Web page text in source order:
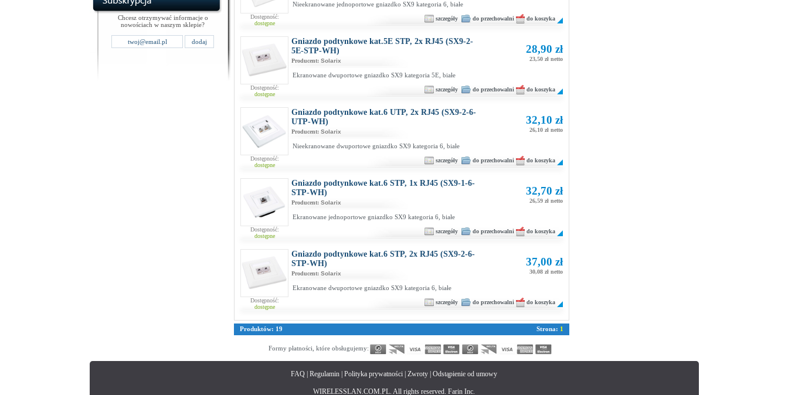
Chcesz otrzymywać informacje o
nowościach w naszym sklepie?
Dostępność:
dostępne
Nieekranowane jednoportowe gniazdko SX9 kategoria 6, białe
szczegóły do przechowalni do koszyka
Dostępność:
dostępne
Gniazdo podtynkowe kat.5E STP, 2x RJ45 (SX9-2-
5E-STP-WH)
Producent: Solarix
28,90 zł
23,50 zł netto
Ekranowane dwuportowe gniazdko SX9 kategoria 5E, białe
szczegóły do przechowalni do koszyka
Dostępność:
dostępne
Gniazdo podtynkowe kat.6 UTP, 2x RJ45 (SX9-2-6-
UTP-WH)
Producent: Solarix
32,10 zł
26,10 zł netto
Nieekranowane dwuportowe gniazdko SX9 kategoria 6, białe
szczegóły do przechowalni do koszyka
Dostępność:
dostępne
Gniazdo podtynkowe kat.6 STP, 1x RJ45 (SX9-1-6-
STP-WH)
Producent: Solarix
32,70 zł
26,59 zł netto
Ekranowane jednoportowe gniazdko SX9 kategoria 6, białe
szczegóły do przechowalni do koszyka
Dostępność:
dostępne
Gniazdo podtynkowe kat.6 STP, 2x RJ45 (SX9-2-6-
STP-WH)
Producent: Solarix
37,00 zł
30,08 zł netto
Ekranowane dwuportowe gniazdko SX9 kategoria 6, białe
szczegóły do przechowalni do koszyka
Produktów: 19 Strona: 1
Formy płatności, które obsługujemy:
FAQ Regulamin Polityka prywatności Zwroty Odstąpienie od umowy
WIRELESSLAN.COM.PL. All rights reserved. Farin Inc.